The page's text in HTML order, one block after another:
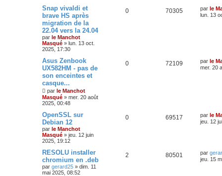
Snap vivaldi et
brave HS après
migration de la
22.04 vers la 24.04
par le Manchot
Masqué » lun. 13 oct.
2025, 17:30
0 70305 par le
lun. 13
Asus Zenbook
UX582HM - pas de
son enceintes et
casque...
par le Manchot
Masqué » mer. 20 août
2025, 00:48
0 72109 par le
mer. 20
OpenSSL sur
Debian 12
par le Manchot
Masqué » jeu. 12 juin
2025, 19:12
0 69517 par le
jeu. 12
RESOLU installer
chromium en .deb
par gerard25 » dim. 11
mai 2025, 08:52
2 80501 par
jeu. 15